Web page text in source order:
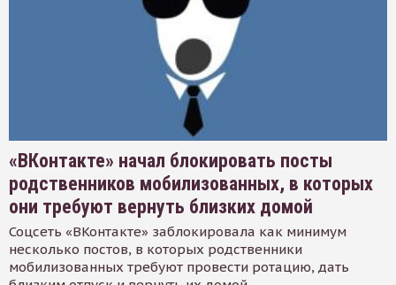
«ВКонтакте» начал блокировать посты
родственников мобилизованных, в которых
они требуют вернуть близких домой
Соцсеть «ВКонтакте» заблокировала как минимум
несколько постов, в которых родственники
мобилизованных требуют провести ротацию, дать